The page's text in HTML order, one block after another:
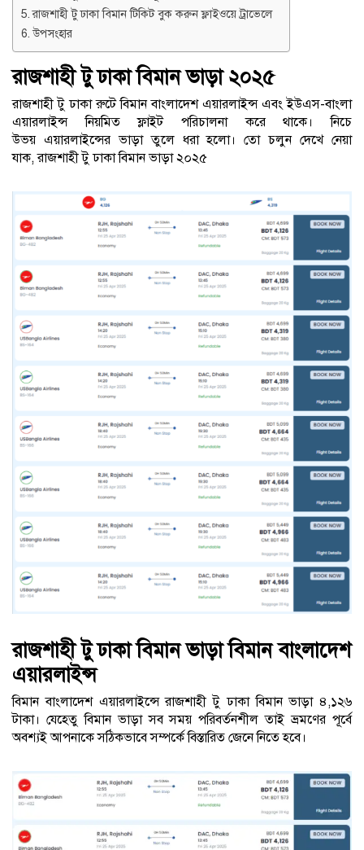
রাজশাহী টু ঢাকা বিমান টিকিট বুক করুন ফ্লাইওয়ে ট্রাভেলে
উপসংহার
রাজশাহী টু ঢাকা বিমান ভাড়া ২০২৫
রাজশাহী টু ঢাকা রুটে বিমান বাংলাদেশ এয়ারলাইন্স এবং ইউএস-বাংলা
এয়ারলাইন্স নিয়মিত ফ্লাইট পরিচালনা করে থাকে। নিচে
উভয় এয়ারলাইন্সের ভাড়া তুলে ধরা হলো। তো চলুন দেখে নেয়া
যাক, রাজশাহী টু ঢাকা বিমান ভাড়া ২০২৫
রাজশাহী টু ঢাকা বিমান ভাড়া বিমান বাংলাদেশ
এয়ারলাইন্স
বিমান বাংলাদেশ এয়ারলাইন্সে রাজশাহী টু ঢাকা বিমান ভাড়া ৪,১২৬
টাকা। যেহেতু বিমান ভাড়া সব সময় পরিবর্তনশীল তাই ভ্রমণের পূর্বে
অবশ্যই আপনাকে সঠিকভাবে সম্পর্কে বিস্তারিত জেনে নিতে হবে।